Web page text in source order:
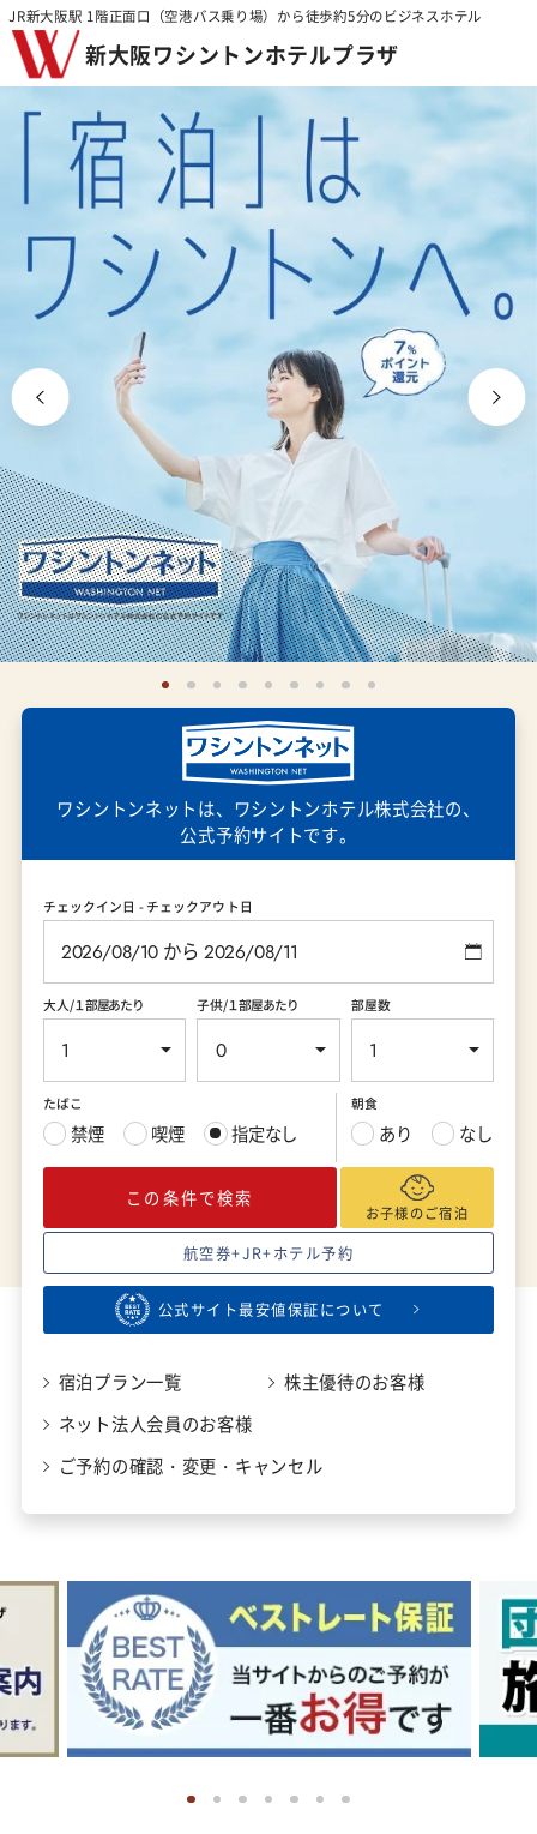
JR新大阪駅 1階正面口（空港バス乗り場）から徒歩約5分のビジネスホテル
新大阪ワシントンホテルプラザ
ワシントンネットは、
ワシントンホテル株式会社の、
公式予約サイトです。
チェックイン日 - チェックアウト日
大人/１部屋あたり 子供/１部屋あたり 部屋数
たばこ
禁煙 喫煙 指定なし
朝食
あり なし
この条件で検索
お子様のご宿泊
航空券+JR+ホテル予約
公式サイト最安値保証について
宿泊プラン一覧
株主優待のお客様
ネット法人会員のお客様
ご予約の確認・変更・キャンセル